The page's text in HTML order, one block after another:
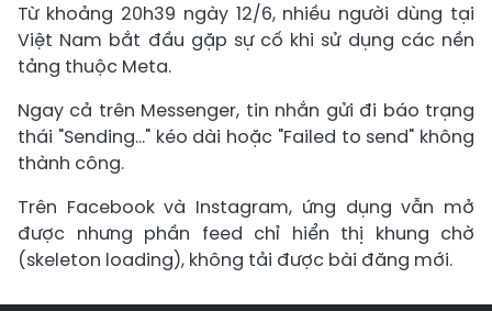
Từ khoảng 20h39 ngày 12/6, nhiều người dùng tại
Việt Nam bắt đầu gặp sự cố khi sử dụng các nền
tảng thuộc Meta.
Ngay cả trên Messenger, tin nhắn gửi đi báo trạng
thái "Sending..." kéo dài hoặc "Failed to send" không
thành công.
Trên Facebook và Instagram, ứng dụng vẫn mở
được nhưng phần feed chỉ hiển thị khung chờ
(skeleton loading), không tải được bài đăng mới.